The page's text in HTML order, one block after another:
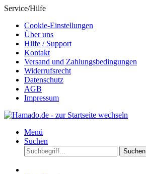
Service/Hilfe
Cookie-Einstellungen
Über uns
Hilfe / Support
Kontakt
Versand und Zahlungsbedingungen
Widerrufsrecht
Datenschutz
AGB
Impressum
Menü
Suchen
Suchen